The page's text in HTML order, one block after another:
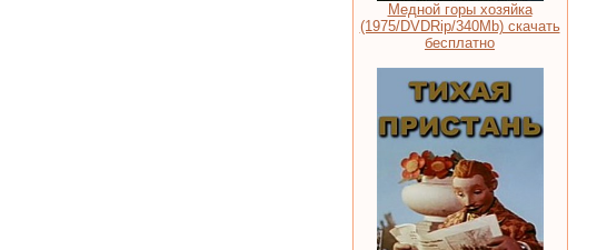
Медной горы хозяйка
(1975/DVDRip/340Mb) скачать
бесплатно